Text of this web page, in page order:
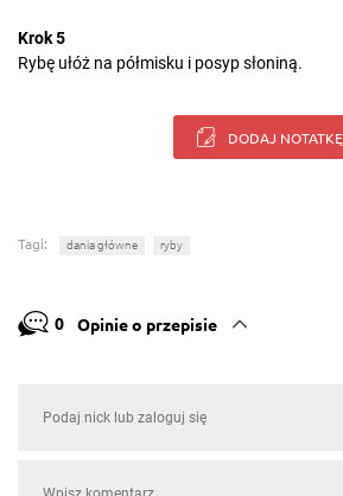
Krok 5
Rybę ułóż na półmisku i posyp słoniną.
DODAJ NOTATKĘ
Tagi: dania główne ryby
0 Opinie o przepisie